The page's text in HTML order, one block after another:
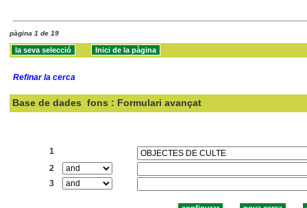
pàgina 1 de 19
Refinar la cerca
Base de dades fons : Formulari avançat
1
2
3